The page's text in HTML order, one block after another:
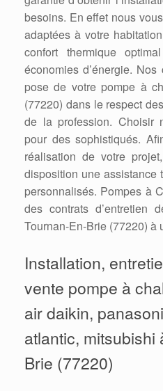
besoins. En effet nous
adaptées à votre
confort thermique
économies d’énergie.
pose de votre pompe à
(77220) dans le respect
de la profession. Choisir
pour des sophistiqués.
réalisation de votre
disposition une assistance
personnalisés. Pompes à
des contrats d’entretien
Tournan-En-Brie (77220) à
Installation,
vente pompe à
air daikin,
atlantic, mitsubishi
Brie (77220)